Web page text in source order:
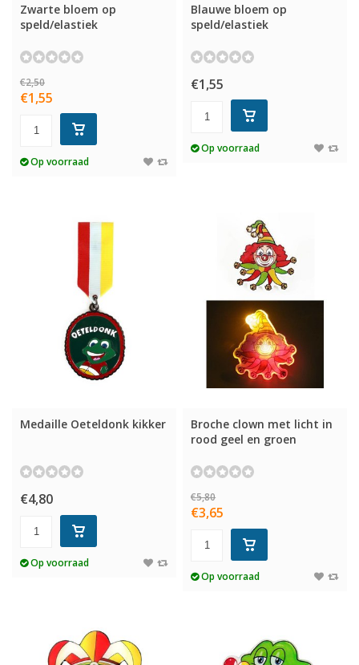
Zwarte bloem op
speld/elastiek
€2,50
€1,55
Op voorraad
Blauwe bloem op
speld/elastiek
€1,55
Op voorraad
Medaille Oeteldonk kikker
€4,80
Op voorraad
Broche clown met licht in
rood geel en groen
€5,80
€3,65
Op voorraad